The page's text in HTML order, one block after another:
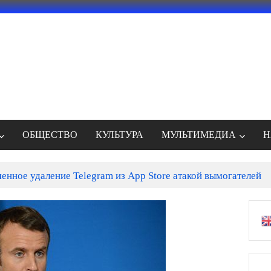
ОБЩЕСТВО КУЛЬТУРА МУЛЬТИМЕДИА
удаление Telegram из App Store атакой вымогателей